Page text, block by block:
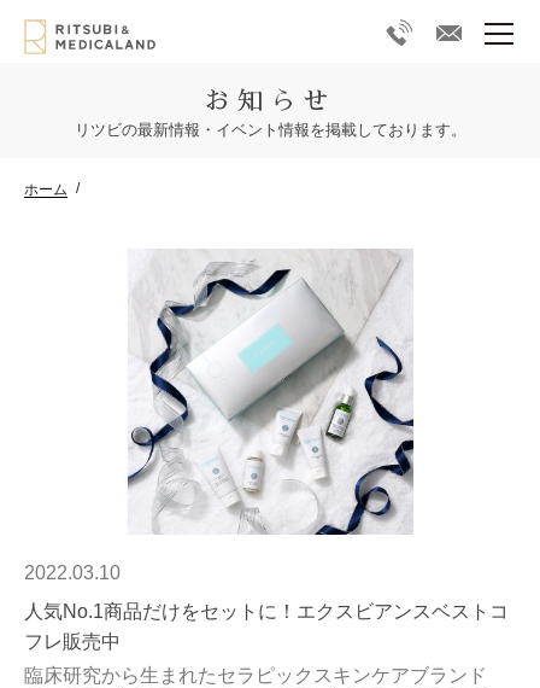
お知らせ
リツビの最新情報・イベント情報を掲載しております。
ホーム
2022.03.10
人気No.1商品だけをセットに！エクスビアンスベストコ
フレ販売中
臨床研究から生まれたセラピックスキンケアブランド